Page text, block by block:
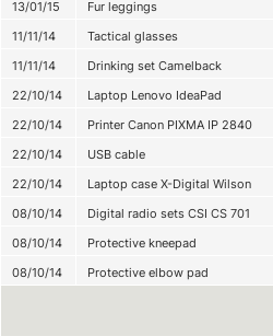
13/01/15
Fur leggings
11/11/14
Tactical glasses
11/11/14
Drinking set Camelback
22/10/14
Laptop Lenovo IdeaPad
22/10/14
Printer Canon PIXMA IP 2840
22/10/14
USB cable
22/10/14
Laptop case X-Digital Wilson
08/10/14
Digital radio sets CSI CS 701
08/10/14
Protective kneepad
08/10/14
Protective elbow pad